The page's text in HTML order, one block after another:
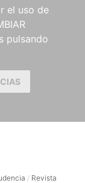
el uso de
pulsando
/ Revista